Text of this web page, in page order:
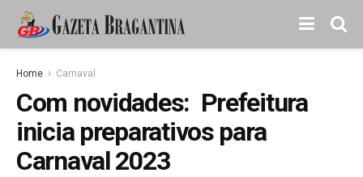
Home Carnaval
Com novidades: Prefeitura
inicia preparativos para
Carnaval 2023